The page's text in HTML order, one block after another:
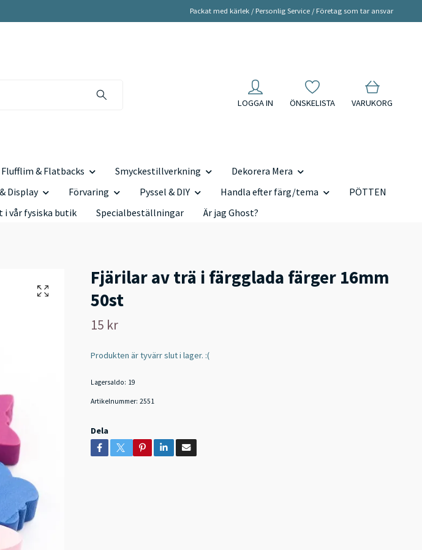
Packat med kärlek / Personlig Service / Företag som tar ansvar
LOGGA IN ÖNSKELISTA VARUKORG
Flufflim & Flatbacks Smyckestillverkning
Dekorera Mera
Display Förvaring Pyssel & DIY Handla efter färg/tema
PÖTTEN
i vår fysiska butik Specialbeställningar Är jag Ghost?
Fjärilar av trä i färgglada färger 16mm
50st
15 kr
Produkten är tyvärr slut i lager. :(
Lagersaldo: 19
Artikelnummer: 2551
Dela